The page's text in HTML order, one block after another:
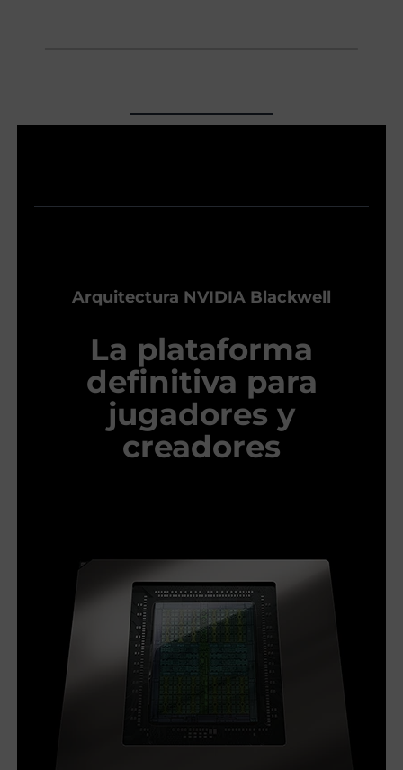
Arquitectura NVIDIA Blackwell
La plataforma
definitiva para
jugadores y
creadores